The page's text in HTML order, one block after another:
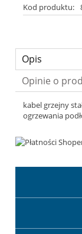
Kod produktu:
Opis
Opinie o
kabel grzejny
ogrzewania